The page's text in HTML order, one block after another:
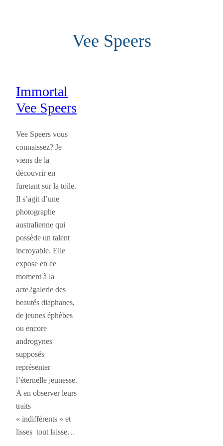
Vee Speers
Immortal
Vee Speers
Vee Speers vous
connaissez? Je
viens de la
découvrir en
furetant sur la toile.
Il s’agit d’une
photographe
australienne qui
possède un talent
incroyable. Elle
expose en ce
moment à la
acte2galerie des
beautés diaphanes,
de jeunes éphèbes
ou encore
androgynes
supposés
représenter
l’éternelle jeunesse.
A en observer leurs
traits
« indifférents » et
lisses tout laisse…